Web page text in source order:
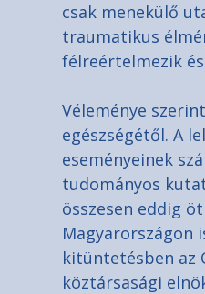
csak menekülő
traumatikus
félreértelmezik
Véleménye
egészségétől. A
eseményeinek
tudományos
összesen eddig
Magyarországon
kitüntetésben az
köztársasági